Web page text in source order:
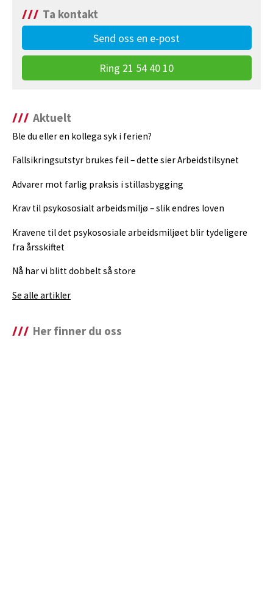
Ta kontakt
Send oss en e-post
Ring 21 54 40 10
Aktuelt
Ble du eller en kollega syk i ferien?
Fallsikringsutstyr brukes feil – dette sier Arbeidstilsynet
Advarer mot farlig praksis i stillasbygging
Krav til psykososialt arbeidsmiljø – slik endres loven
Kravene til det psykososiale arbeidsmiljøet blir tydeligere
fra årsskiftet
Nå har vi blitt dobbelt så store
Se alle artikler
Her finner du oss